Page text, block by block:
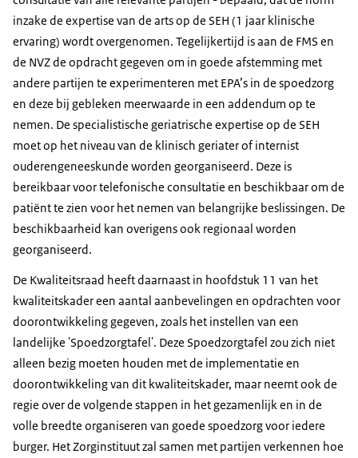
inzake de expertise van de arts op de SEH (1 jaar klinische
ervaring) wordt overgenomen. Tegelijkertijd is aan de FMS en
de NVZ de opdracht gegeven om in goede afstemming met
andere partijen te experimenteren met EPA’s in de spoedzorg
en deze bij gebleken meerwaarde in een addendum op te
nemen. De specialistische geriatrische expertise op de SEH
moet op het niveau van de klinisch geriater of internist
ouderengeneeskunde worden georganiseerd. Deze is
bereikbaar voor telefonische consultatie en beschikbaar om de
patiënt te zien voor het nemen van belangrijke beslissingen. De
beschikbaarheid kan overigens ook regionaal worden
georganiseerd.
De Kwaliteitsraad heeft daarnaast in hoofdstuk 11 van het
kwaliteitskader een aantal aanbevelingen en opdrachten voor
doorontwikkeling gegeven, zoals het instellen van een
landelijke 'Spoedzorgtafel'. Deze Spoedzorgtafel zou zich niet
alleen bezig moeten houden met de implementatie en
doorontwikkeling van dit kwaliteitskader, maar neemt ook de
regie over de volgende stappen in het gezamenlijk en in de
volle breedte organiseren van goede spoedzorg voor iedere
burger. Het Zorginstituut zal samen met partijen verkennen hoe